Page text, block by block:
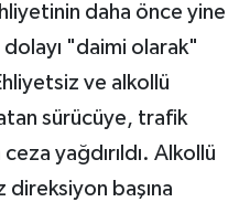
daha önce yine
"daimi olarak"
ve alkollü
sürücüye, trafik
yağdırıldı. Alkollü
direksiyon başına